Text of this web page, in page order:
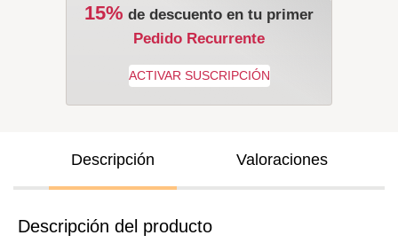
15% de descuento en tu primer
Pedido Recurrente
Descripción Valoraciones
Descripción del producto